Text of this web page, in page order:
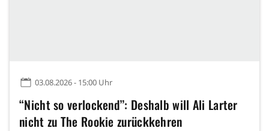
03.08.2026 - 15:00 Uhr
“Nicht so verlockend”: Deshalb will Ali Larter
nicht zu The Rookie zurückkehren